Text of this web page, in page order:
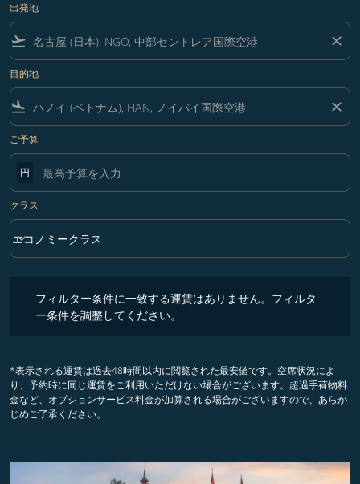
出発地
flight_takeoff close
目的地
flight_land close
ご予算
円
クラス
クラス option エコノミークラス Selected
エコノミークラス
keyboard_arrow_down
フィルター条件に一致する運賃はありません。フィルタ
ー条件を調整してください。
*表示される運賃は過去48時間以内に閲覧された最安値です。空席状況によ
り、予約時に同じ運賃をご利用いただけない場合がございます。超過手荷物料
金など、オプションサービス料金が加算される場合がございますので、あらか
じめご了承ください。